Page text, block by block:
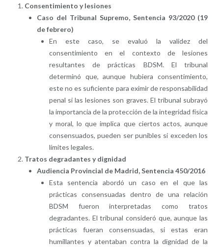
Consentimiento y lesiones
Caso del Tribunal Supremo, Sentencia 93/2020 (19
de febrero)
En este caso, se evaluó la validez del
consentimiento en el contexto de lesiones
resultantes de prácticas BDSM. El tribunal
determinó que, aunque hubiera consentimiento,
este no es suficiente para eximir de responsabilidad
penal si las lesiones son graves. El tribunal subrayó
la importancia de la protección de la integridad física
y moral, lo que implica que ciertos actos, aunque
consensuados, pueden ser punibles si exceden los
límites legales.
Tratos degradantes y dignidad
Audiencia Provincial de Madrid, Sentencia 450/2016
Esta sentencia abordó un caso en el que las
prácticas consensuadas dentro de una relación
BDSM fueron interpretadas como tratos
degradantes. El tribunal consideró que, aunque las
prácticas fueran consensuadas, si estas eran
humillantes y atentaban contra la dignidad de la